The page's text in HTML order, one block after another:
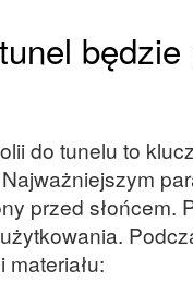
do tunelu to
przed słońcem.
materiału: